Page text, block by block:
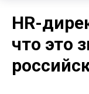
HR-
что это